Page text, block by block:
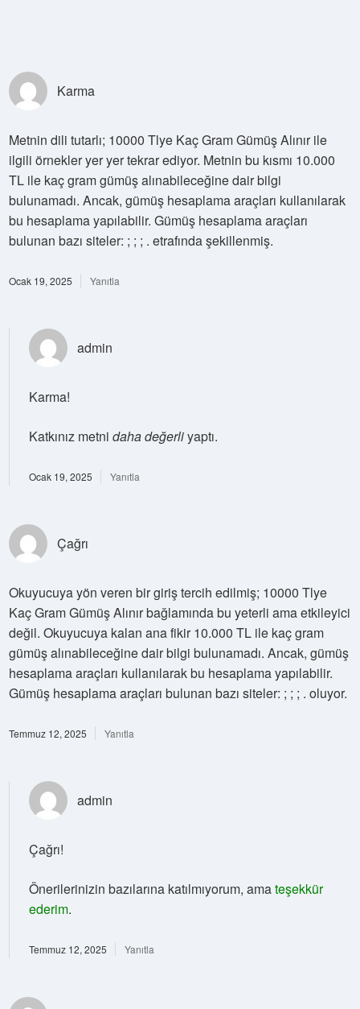
Karma
Metnin dili tutarlı; 10000 Tlye Kaç Gram Gümüş Alınır ile
ilgili örnekler yer yer tekrar ediyor. Metnin bu kısmı 10.000
TL ile kaç gram gümüş alınabileceğine dair bilgi
bulunamadı. Ancak, gümüş hesaplama araçları kullanılarak
bu hesaplama yapılabilir. Gümüş hesaplama araçları
bulunan bazı siteler: ; ; ; . etrafında şekillenmiş.
Ocak 19, 2025 Yanıtla
admin
Karma!
Katkınız metni daha değerliyaptı.
Ocak 19, 2025 Yanıtla
Çağrı
Okuyucuya yön veren bir giriş tercih edilmiş; 10000 Tlye
Kaç Gram Gümüş Alınır bağlamında bu yeterli ama etkileyici
değil. Okuyucuya kalan ana fikir 10.000 TL ile kaç gram
gümüş alınabileceğine dair bilgi bulunamadı. Ancak, gümüş
hesaplama araçları kullanılarak bu hesaplama yapılabilir.
Gümüş hesaplama araçları bulunan bazı siteler: ; ; ; . oluyor.
Temmuz 12, 2025 Yanıtla
admin
Çağrı!
Önerilerinizin bazılarına katılmıyorum, amateşekkür
ederim.
Temmuz 12, 2025 Yanıtla